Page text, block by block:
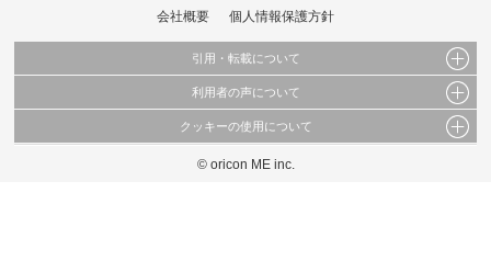
会社概要 個人情報保護方針
引用・転載について
当サイトで公開されている情報（文字、写真、イラスト、画像データ等）及びこれらの配
これらの情報を権利者の許可なく無断転載・複製などの二次利用を行うことは固く禁じて
利用者の声について
当サイトに掲載している内容はすべてサービスの利用者が提出された見解・感想です。
弊社の見解・ 意見ではないことをご理解いただいた上でご覧ください。
クッキーの使用について
このサイトでは Cookie を使用して、ユーザーに合わせたコンテンツや広告の表示、ソー
© oricon ME inc.